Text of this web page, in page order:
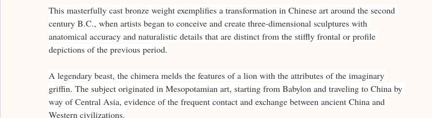
This masterfully cast bronze weight exemplifies a transformation in Chinese art around the second
century B.C., when artists began to conceive and create three-dimensional sculptures with
anatomical accuracy and naturalistic details that are distinct from the stiffly frontal or profile
depictions of the previous period.
A legendary beast, the chimera melds the features of a lion with the attributes of the imaginary
griffin. The subject originated in Mesopotamian art, starting from Babylon and traveling to China by
way of Central Asia, evidence of the frequent contact and exchange between ancient China and
Western civilizations.